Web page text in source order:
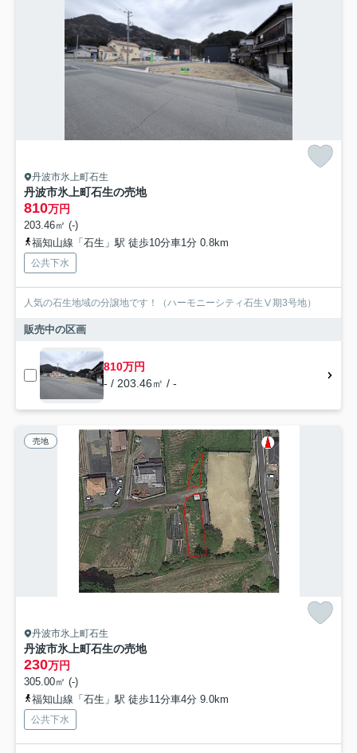
丹波市氷上町石生
丹波市氷上町石生の売地
810万円
203.46㎡ (-)
福知山線「石生」駅 徒歩10分車1分 0.8km
公共下水
人気の石生地域の分譲地です！（ハーモニーシティ石生Ⅴ期3号地）
販売中の区画
810万円
- / 203.46㎡ / -
売地
丹波市氷上町石生
丹波市氷上町石生の売地
230万円
305.00㎡ (-)
福知山線「石生」駅 徒歩11分車4分 9.0km
公共下水